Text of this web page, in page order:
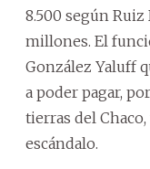
8.500 según Ruiz
millones. El
González Yaluff
a poder pagar,
tierras del
escándalo.